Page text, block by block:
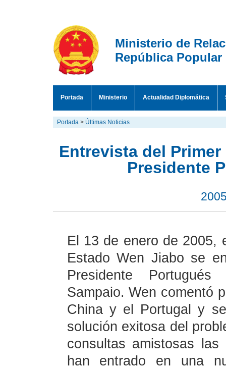
Ministerio de
República Popular
Portada Ministerio Actualidad Diplomática
Portada > Últimas Noticias
Entrevista del
Presidente
El 13 de enero de 2005,
Estado Wen Jiabo se
Presidente
Sampaio. Wen comentó
China y el Portugal y
solución exitosa del
consultas amistosas
han entrado en una